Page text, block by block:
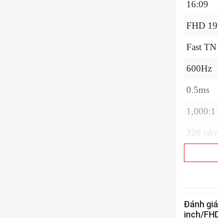
16:09
FHD
Fast TN
600Hz
0.5ms
320 cd/
Đánh
inch/